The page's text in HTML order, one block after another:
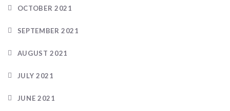
OCTOBER 2021
SEPTEMBER 2021
AUGUST 2021
JULY 2021
JUNE 2021